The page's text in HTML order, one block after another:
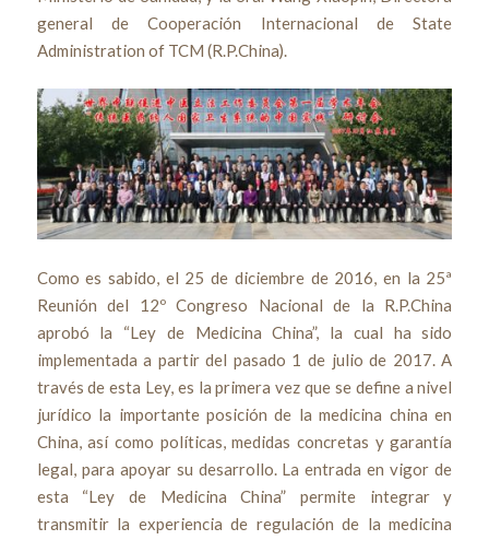
general de Cooperación Internacional de State
Administration of TCM (R.P.China).
Como es sabido, el 25 de diciembre de 2016, en la 25ª
Reunión del 12º Congreso Nacional de la R.P.China
aprobó la “Ley de Medicina China”, la cual ha sido
implementada a partir del pasado 1 de julio de 2017. A
través de esta Ley, es la primera vez que se define a nivel
jurídico la importante posición de la medicina china en
China, así como políticas, medidas concretas y garantía
legal, para apoyar su desarrollo. La entrada en vigor de
esta “Ley de Medicina China” permite integrar y
transmitir la experiencia de regulación de la medicina